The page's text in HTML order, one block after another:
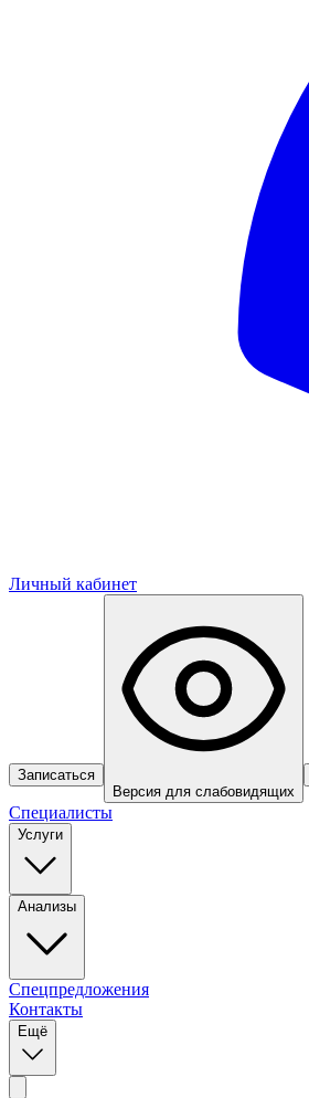
Личный кабинет
Записаться
Версия для слабовидящих
Специалисты
Услуги
Анализы
Спецпредложения
Контакты
Ещё